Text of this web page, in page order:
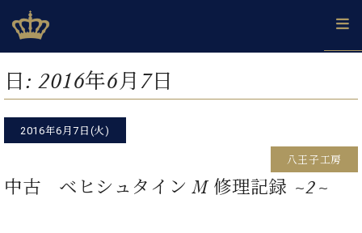
to
content
ベヒシュタインジャパン公式サイト
BECHSTEIN JAPAN Official Site
タ
ロ
グ
ベ
ヒ
ュ
示
ベ
ヒ
シ
イ
ド
イ
ツ
器
メ
ル
マ
員
シ
イ
企
業
情
採
日: 2016年6月7日
2016年6月7日(火)
八王子工房
中古 ベヒシュタイン M 修理記録 ~2~